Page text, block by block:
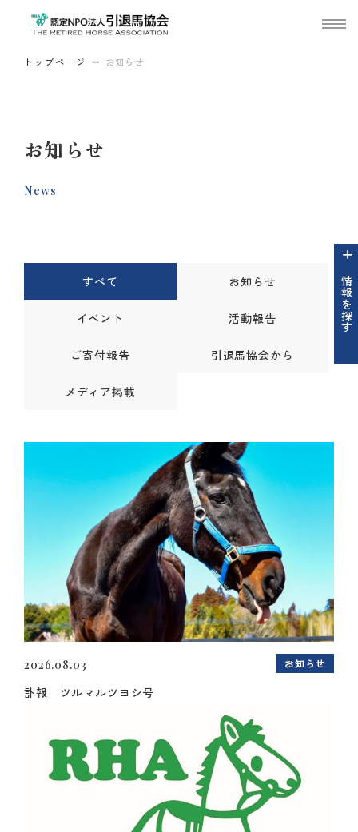
トップページ お知らせ
お知らせ
News
情報を探す
すべて お知らせ
イベント 活動報告
ご寄付報告 引退馬協会から
メディア掲載
2026.08.03 お知らせ
訃報 ツルマルツヨシ号